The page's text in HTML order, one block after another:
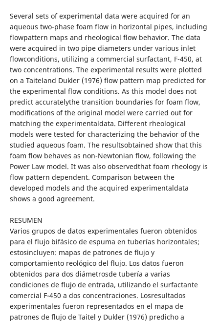
Several sets of experimental data were acquired for an
aqueous two-phase foam flow in horizontal pipes, including
flowpattern maps and rheological flow behavior. The data
were acquired in two pipe diameters under various inlet
flowconditions, utilizing a commercial surfactant, F-450, at
two concentrations. The experimental results were plotted
on a Taiteland Dukler (1976) flow pattern map predicted for
the experimental flow conditions. As this model does not
predict accuratelythe transition boundaries for foam flow,
modifications of the original model were carried out for
matching the experimentaldata. Different rheological
models were tested for characterizing the behavior of the
studied aqueous foam. The resultsobtained show that this
foam flow behaves as non-Newtonian flow, following the
Power Law model. It was also observedthat foam rheology is
flow pattern dependent. Comparison between the
developed models and the acquired experimentaldata
shows a good agreement.
RESUMEN
Varios grupos de datos experimentales fueron obtenidos
para el flujo bifásico de espuma en tuberías horizontales;
estosincluyen: mapas de patrones de flujo y
comportamiento reológico del flujo. Los datos fueron
obtenidos para dos diámetrosde tubería a varias
condiciones de flujo de entrada, utilizando el surfactante
comercial F-450 a dos concentraciones. Losresultados
experimentales fueron representados en el mapa de
patrones de flujo de Taitel y Dukler (1976) predicho a